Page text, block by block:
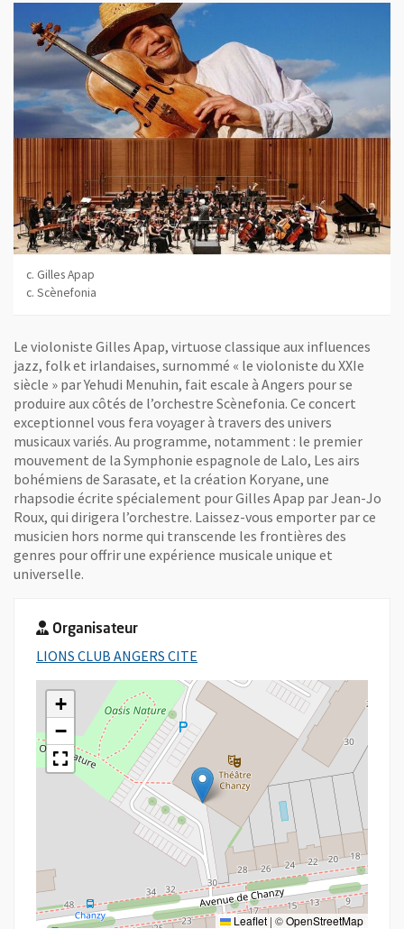
c. Gilles Apap
c. Scènefonia
Le violoniste Gilles Apap, virtuose classique aux influences
jazz, folk et irlandaises, surnommé « le violoniste du XXIe
siècle » par Yehudi Menuhin, fait escale à Angers pour se
produire aux côtés de l’orchestre Scènefonia. Ce concert
exceptionnel vous fera voyager à travers des univers
musicaux variés. Au programme, notamment : le premier
mouvement de la Symphonie espagnole de Lalo, Les airs
bohémiens de Sarasate, et la création Koryane, une
rhapsodie écrite spécialement pour Gilles Apap par Jean-Jo
Roux, qui dirigera l’orchestre. Laissez-vous emporter par ce
musicien hors norme qui transcende les frontières des
genres pour offrir une expérience musicale unique et
universelle.
Organisateur
LIONS CLUB ANGERS CITE
+
−
Leaflet | ©OpenStreetMap